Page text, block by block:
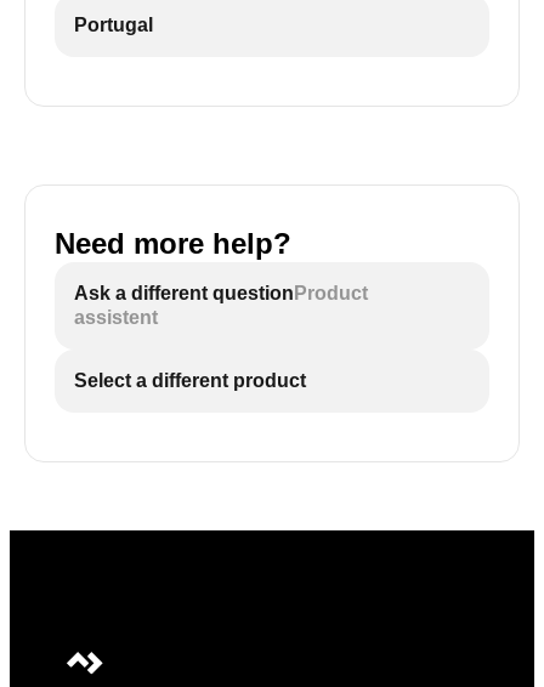
Portugal
Need more help?
Ask a different question Product
assistent
Select a different product